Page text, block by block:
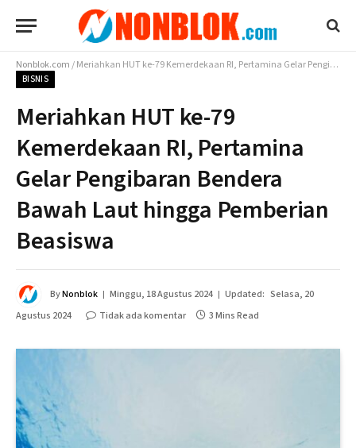
Nonblok.com/Meriahkan HUT ke-79 Kemerdekaan RI, Pertamina Gelar Pengibaran Bendera Bawah Laut hingga Pemberian Beasiswa
BISNIS
Meriahkan HUT ke-79
Kemerdekaan RI, Pertamina
Gelar Pengibaran Bendera
Bawah Laut hingga Pemberian
Beasiswa
ByNonblok Minggu, 18 Agustus 2024 Updated: Selasa, 20
Agustus 2024
Tidak ada komentar 3 Mins Read